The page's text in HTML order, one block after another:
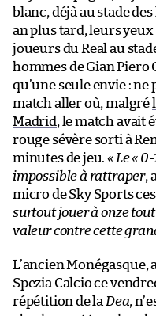
blanc, déjà au stade
an plus tard, leurs
joueurs du Real au
hommes de Gian
qu’une seule envie :
match aller où, malgré
Madrid , le match avait
rouge sévère sorti à
minutes de jeu.« Le «
impossible à rattraper,
micro de Sky Sports
surtout jouer à onze
valeur contre cette
L’ancien Monégasque,
Spezia Calcio ce
répétition de la Dea,